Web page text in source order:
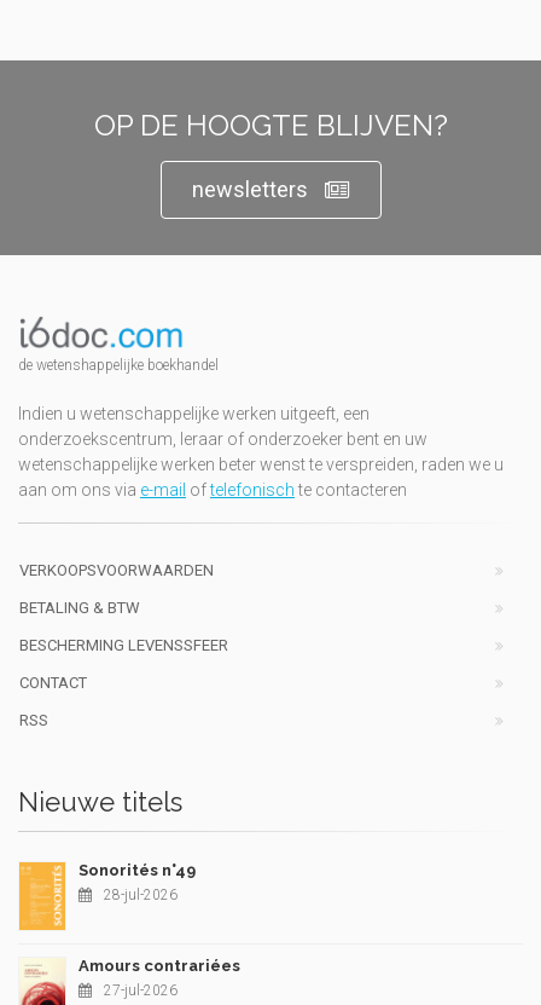
OP DE HOOGTE BLIJVEN?
newsletters
de wetenshappelijke boekhandel
Indien u wetenschappelijke werken uitgeeft, een
onderzoekscentrum, leraar of onderzoeker bent en uw
wetenschappelijke werken beter wenst te verspreiden, raden we u
aan om ons via e-mail oftelefonischte contacteren
VERKOOPSVOORWAARDEN
BETALING & BTW
BESCHERMING LEVENSSFEER
CONTACT
RSS
Nieuwe titels
Sonorités n°49
28-jul-2026
Amours contrariées
27-jul-2026